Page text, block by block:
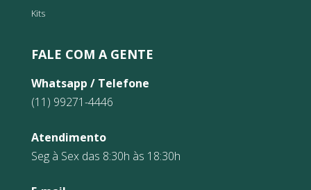
Kits
FALE COM A GENTE
Whatsapp / Telefone
(11) 99271-4446
Atendimento
Seg à Sex das 8:30h às 18:30h